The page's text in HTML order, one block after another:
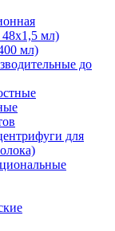
мл)
мл)
до
для